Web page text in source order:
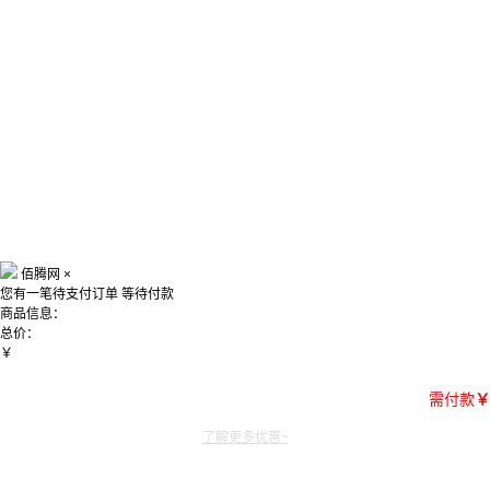
佰腾网 ×
您有一笔待支付订单 等待付款
商品信息：
总价：
￥
需付款￥
了解更多优惠~